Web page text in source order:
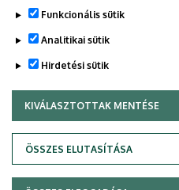
Funkcionális sütik
Analitikai sütik
Hirdetési sütik
KIVÁLASZTOTTAK MENTÉSE
ÖSSZES ELUTASÍTÁSA
WITHDRAW CONSENT
Adatvédelem